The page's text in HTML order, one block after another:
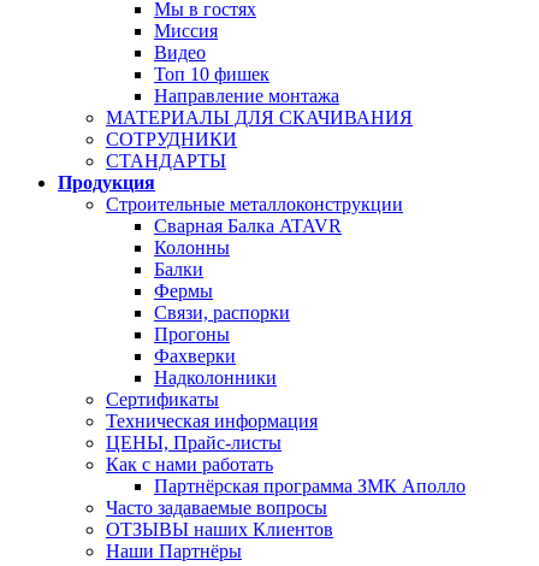
Мы в гостях
Миссия
Видео
Топ 10 фишек
Направление монтажа
МАТЕРИАЛЫ ДЛЯ СКАЧИВАНИЯ
СОТРУДНИКИ
СТАНДАРТЫ
Продукция
Строительные металлоконструкции
Сварная Балка ATAVR
Колонны
Балки
Фермы
Связи, распорки
Прогоны
Фахверки
Надколонники
Сертификаты
Техническая информация
ЦЕНЫ, Прайс-листы
Как с нами работать
Партнёрская программа ЗМК Аполло
Часто задаваемые вопросы
ОТЗЫВЫ наших Клиентов
Наши Партнёры